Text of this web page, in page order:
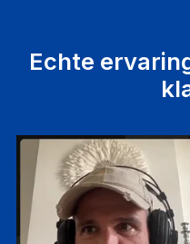
Echte